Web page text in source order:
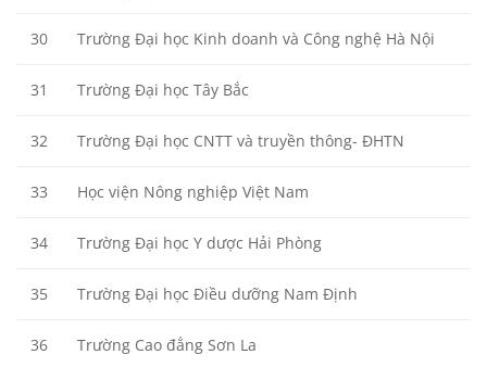
30 Trường Đại học Kinh doanh và Công nghệ Hà Nội
31 Trường Đại học Tây Bắc
32 Trường Đại học CNTT và truyền thông- ĐHTN
33 Học viện Nông nghiệp Việt Nam
34 Trường Đại học Y dược Hải Phòng
35 Trường Đại học Điều dưỡng Nam Định
36 Trường Cao đẳng Sơn La